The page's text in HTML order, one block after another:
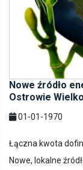
Nowe źródło
Ostrowie
01-01-1970
Łączna kwota
Nowe, lokalne